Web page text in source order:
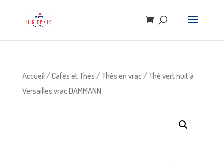
Accueil/Cafés et Thés/Thés en vrac/ Thé vert nuit à
Versailles vrac DAMMANN